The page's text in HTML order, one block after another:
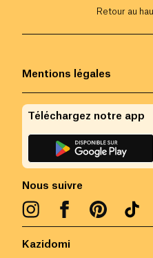
Retour au
Kazidomi
Mentions légales
Nous suivre
Téléchargez notre app